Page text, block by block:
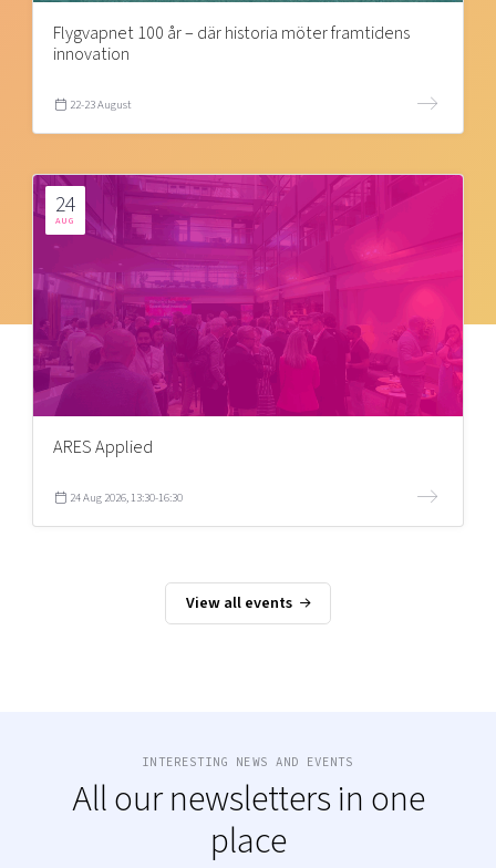
Flygvapnet 100 år – där historia möter framtidens
innovation
22-23 August
24
AUG
ARES Applied
24 Aug 2026, 13:30-16:30
View all events
INTERESTING NEWS AND EVENTS
All our newsletters in one
place